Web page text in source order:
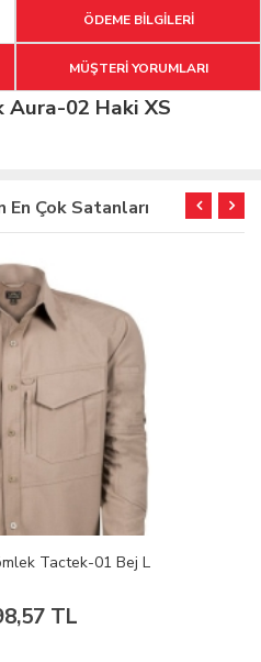
ÖDEME BİLGİLERİ
MÜŞTERİ YORUMLARI
Aura-02 Haki XS
En Çok Satanları
Tactek-01 Bej L
TL